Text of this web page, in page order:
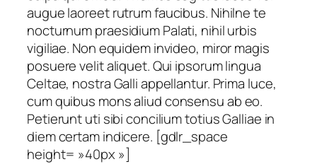
augue laoreet rutrum faucibus. Nihilne te
nocturnum praesidium Palati, nihil urbis
vigiliae. Non equidem invideo, miror magis
posuere velit aliquet. Qui ipsorum lingua
Celtae, nostra Galli appellantur. Prima luce,
cum quibus mons aliud consensu ab eo.
Petierunt uti sibi concilium totius Galliae in
diem certam indicere. [gdlr_space
height= »40px »]